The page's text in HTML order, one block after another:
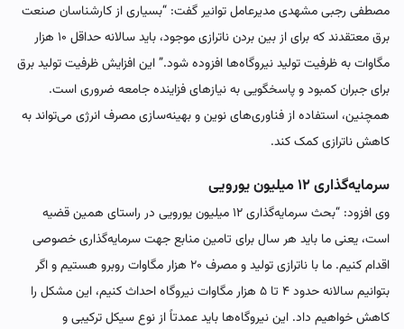
مصطفی رجبی مشهدی مدیرعامل توانیر گفت: “بسیاری از کارشناسان صنعت
برق معتقدند که برای از بین بردن ناترازی موجود، باید سالانه حداقل ۱۰ هزار
مگاوات به ظرفیت تولید نیروگاه‌ها افزوده شود.” این افزایش ظرفیت تولید برق
برای جبران کمبود و پاسخگویی به نیازهای فزاینده جامعه ضروری است.
همچنین، استفاده از فناوری‌های نوین و بهینه‌سازی مصرف انرژی می‌تواند به
کاهش ناترازی کمک کند.
سرمایه‌گذاری ۱۲ میلیون یورویی
وی افزود: “بحث سرمایه‌گذاری ۱۲ میلیون یورویی در راستای همین قضیه
است، یعنی ما باید هر سال برای تامین منابع جهت سرمایه‌گذاری خصوصی
اقدام کنیم. ما با ناترازی تولید و مصرف ۲۰ هزار مگاوات روبرو هستیم و اگر
بتوانیم سالانه حدود ۴ تا ۵ هزار مگاوات نیروگاه احداث کنیم، این مشکل را
کاهش خواهیم داد. این نیروگاه‌ها باید عمدتاً از نوع سیکل ترکیبی و